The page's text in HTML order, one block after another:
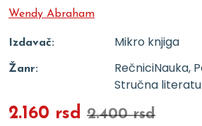
Wendy Abraham
Izdavač: Mikro knjiga
Žanr: RečniciNauka,
Stručna
2.160 rsd 2.400 rsd